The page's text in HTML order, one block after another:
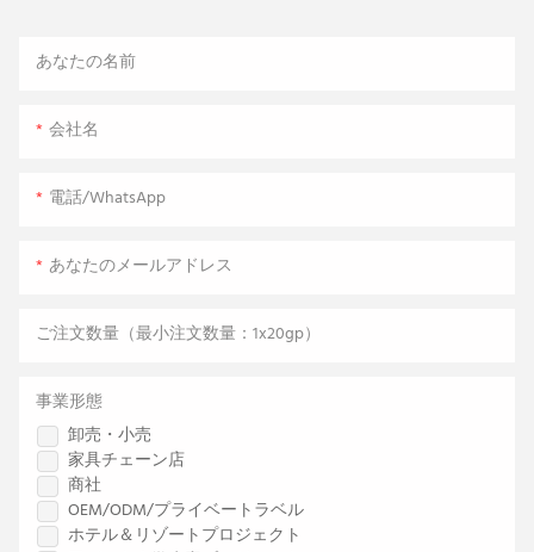
あなたの名前
会社名
電話/WhatsApp
あなたのメールアドレス
ご注文数量（最小注文数量：1x20gp）
卸売・小売
家具チェーン店
商社
OEM/ODM/プライベートラベル
ホテル＆リゾートプロジェクト
事業形態